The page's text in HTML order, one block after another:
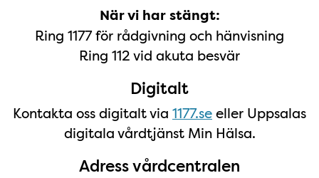
När vi har stängt:
Ring 1177 för rådgivning och hänvisning
Ring 112 vid akuta besvär
Digitalt
Kontakta oss digitalt via 1177.seeller Uppsalas
digitala vårdtjänst Min Hälsa.
Adress vårdcentralen